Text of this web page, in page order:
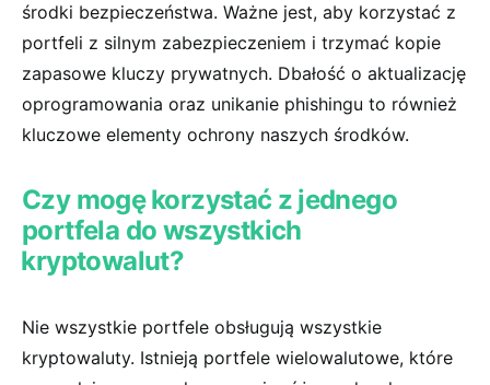
środki⁤ bezpieczeństwa. Ważne jest, aby korzystać ‍z
portfeli z silnym zabezpieczeniem i ⁣trzymać ​kopie
zapasowe kluczy prywatnych. Dbałość ⁤o aktualizację
oprogramowania oraz unikanie phishingu to‍ również
kluczowe ⁤elementy ochrony naszych środków.
Czy ​mogę ⁢korzystać z ⁣jednego⁢
portfela do wszystkich
⁣kryptowalut?
Nie wszystkie‌ portfele obsługują wszystkie‌
kryptowaluty.⁣ Istnieją portfele‍ wielowalutowe, które